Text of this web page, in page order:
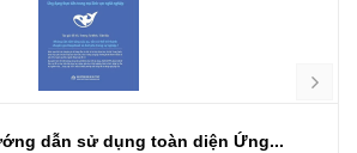
dẫn sử dụng toàn diện Ứng...